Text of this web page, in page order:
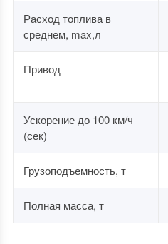
Расход топлива в
среднем, max,л
Привод
Ускорение до 100 км/ч
(сек)
Грузоподъемность, т
Полная масса, т